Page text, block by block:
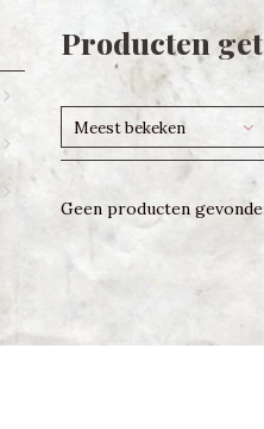
Producten
Meest bekeken
Geen producten